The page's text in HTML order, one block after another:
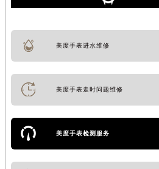
美度手表进水维修
美度手表走时问题维修
美度手表检测服务